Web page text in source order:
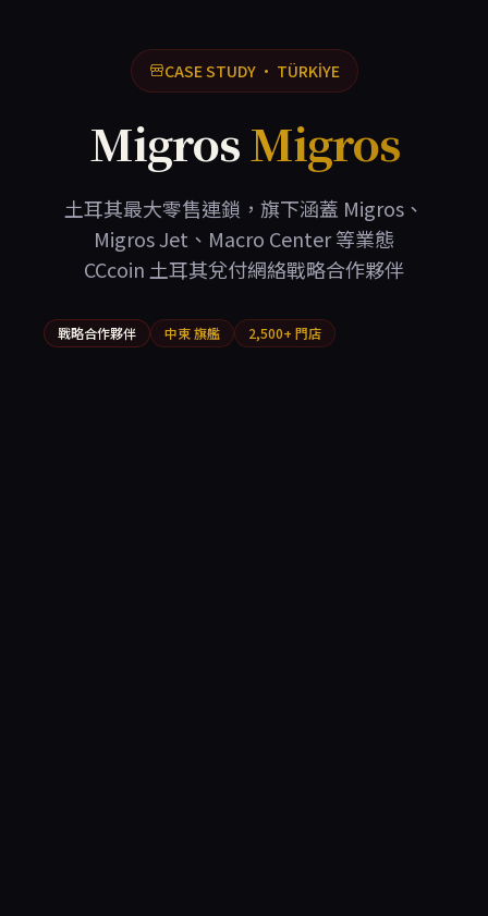
CASE STUDY · TÜRKİYE
MigrosMigros
土耳其最大零售連鎖，旗下涵蓋 Migros、
Migros Jet、Macro Center 等業態
CCcoin 土耳其兌付網絡戰略合作夥伴
戰略合作夥伴 中東 旗艦 2,500+ 門店